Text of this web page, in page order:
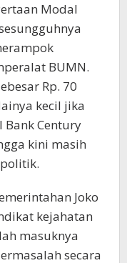
Modal
BUMN.
Rp. 70
kecil jika
Century
kini masih
Joko
kejahatan
masuknya
secara